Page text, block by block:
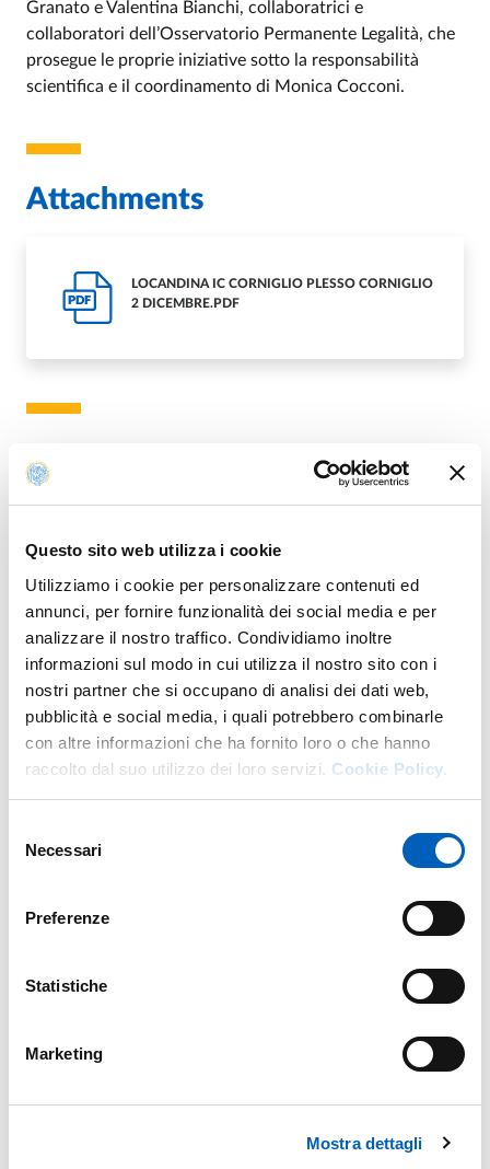
Questo sito web utilizza i cookie
Utilizziamo i cookie per personalizzare contenuti ed
annunci, per fornire funzionalità dei social media e per
analizzare il nostro traffico. Condividiamo inoltre
informazioni sul modo in cui utilizza il nostro sito con i
nostri partner che si occupano di analisi dei dati web,
pubblicità e social media, i quali potrebbero combinarle
con altre informazioni che ha fornito loro o che hanno
raccolto dal suo utilizzo dei loro servizi. Cookie Policy.
delNecessari
Preferenze
Statistiche
Marketing
Mostra dettagli
Granato e Valentina Bianchi, collaboratrici e
collaboratori dell’Osservatorio Permanente Legalità, che
prosegue le proprie iniziative sotto la responsabilità
scientifica e il coordinamento di Monica Cocconi.
Attachments
PDF
LOCANDINA IC CORNIGLIO PLESSO CORNIGLIO
2 DICEMBRE.PDF
Access mode
Live: Ingresso su invito
For info
E. alessia.depietri@unipr.it
dialoghi con le autorità
Map